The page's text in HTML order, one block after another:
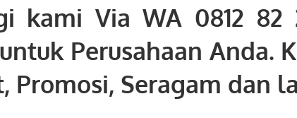
kami Via WA 0812 82
Perusahaan Anda.
Promosi, Seragam dan